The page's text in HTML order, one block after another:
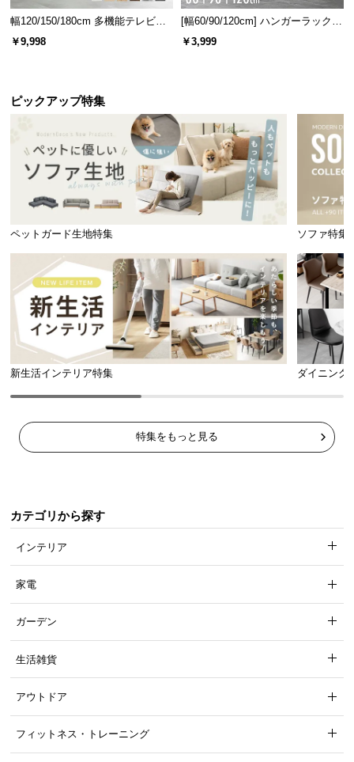
幅120/150/180cm 多機能テレビボ
ード 木目/石目調 オープン収納・
￥9,998
[幅60/90/120cm] ハンガーラック
スチール 4段階高さ調節 サイドフ
￥3,999
ピックアップ特集
ペットガード生地特集 ソファ特集
新生活インテリア特集 ダイニング
特集をもっと見る
カテゴリから探す
インテリア
家電
ガーデン
生活雑貨
アウトドア
フィットネス・トレーニング